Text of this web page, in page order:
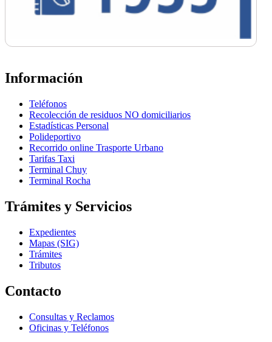
Información
Teléfonos
Recolección de residuos NO domiciliarios
Estadísticas Personal
Polideportivo
Recorrido online Trasporte Urbano
Tarifas Taxi
Terminal Chuy
Terminal Rocha
Trámites y Servicios
Expedientes
Mapas (SIG)
Trámites
Tributos
Contacto
Consultas y Reclamos
Oficinas y Teléfonos